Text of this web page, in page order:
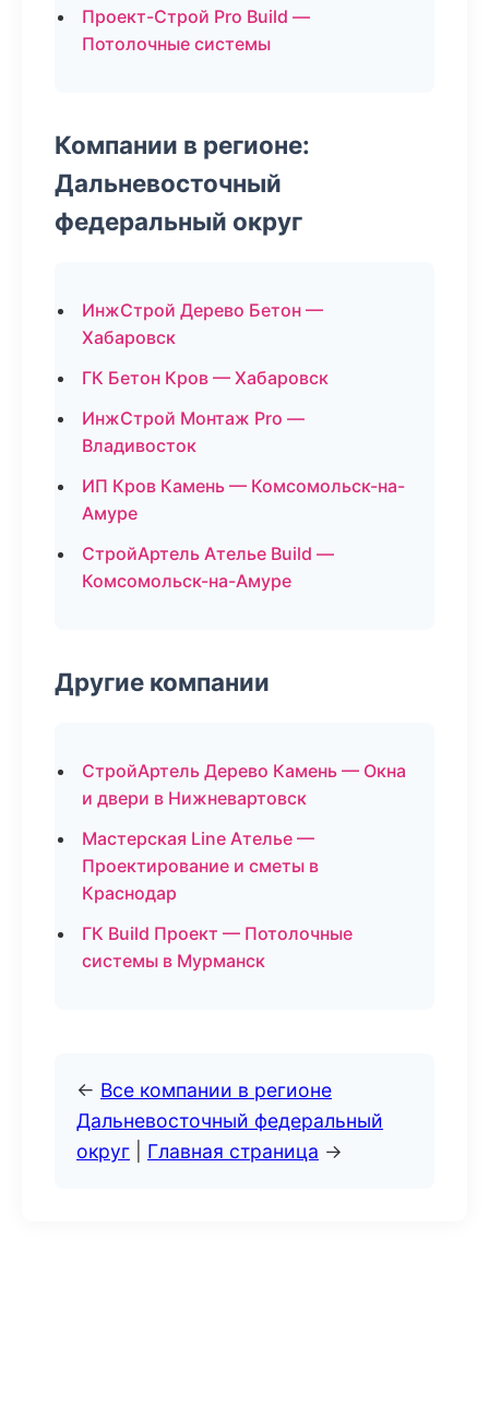
Проект-Строй Pro Build —
Потолочные системы
Компании в регионе:
Дальневосточный
федеральный округ
ИнжСтрой Дерево Бетон —
Хабаровск
ГК Бетон Кров — Хабаровск
ИнжСтрой Монтаж Pro —
Владивосток
ИП Кров Камень — Комсомольск-на-
Амуре
СтройАртель Ателье Build —
Комсомольск-на-Амуре
Другие компании
СтройАртель Дерево Камень — Окна
и двери в Нижневартовск
Мастерская Line Ателье —
Проектирование и сметы в
Краснодар
ГК Build Проект — Потолочные
системы в Мурманск
← Все компании в регионе
Дальневосточный федеральный
округ
Главная страница →